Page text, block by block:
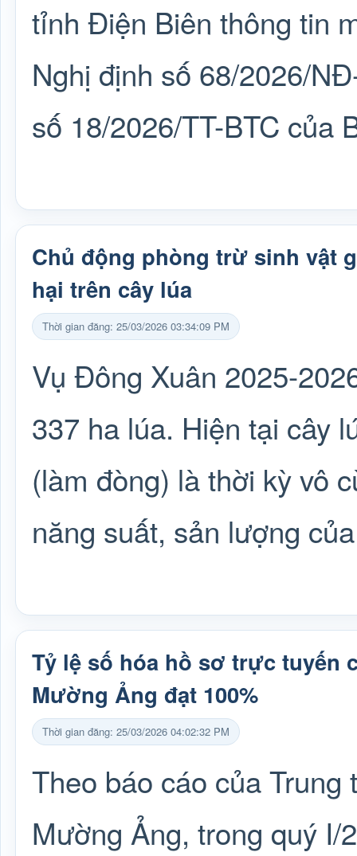
tỉnh Điện Biên thông tin
Nghị định số 68/2026/
số 18/2026/TT-BTC của
Chủ động phòng trừ sinh vật
hại trên cây lúa
Thời gian đăng: 25/03/2026 03:34:09 PM
Vụ Đông Xuân 2025-
337 ha lúa. Hiện tại cây
(làm đòng) là thời kỳ vô
năng suất, sản lượng
Tỷ lệ số hóa hồ sơ trực tuyến
Mường Ảng đạt 100%
Thời gian đăng: 25/03/2026 04:02:32 PM
Theo báo cáo của
Mường Ảng, trong quý I/